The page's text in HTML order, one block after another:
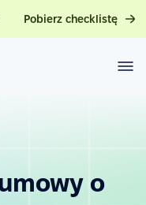
Pobierz checklistę
o